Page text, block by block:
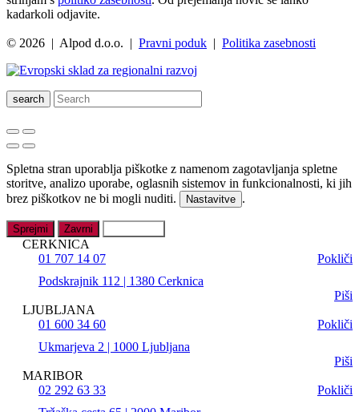
kadarkoli odjavite.
© 2026 | Alpod d.o.o. | Pravni poduk | Politika zasebnosti
search
Spletna stran uporablja piškotke z namenom zagotavljanja spletne
storitve, analizo uporabe, oglasnih sistemov in funkcionalnosti, ki jih
brez piškotkov ne bi mogli nuditi.
Nastavitve .
Sprejmi Zavrni
CERKNICA
01 707 14 07
Pokliči
Podskrajnik 112 | 1380 Cerknica
Piši
LJUBLJANA
01 600 34 60
Pokliči
Ukmarjeva 2 | 1000 Ljubljana
Piši
MARIBOR
02 292 63 33
Pokliči